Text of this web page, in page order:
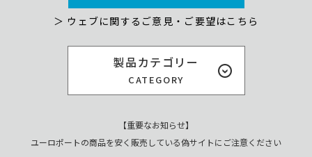
製品カテゴリー
CATEGORY
＞ ウェブに関するご意見・ご要望はこちら
【重要なお知らせ】
ユーロポートの商品を安く販売している偽サイトにご注意ください